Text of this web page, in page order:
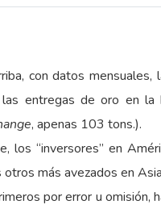
con datos
las entregas de oro en
, apenas 103 tons.).
los “inversores” en
más avezados en
por error u omisión,